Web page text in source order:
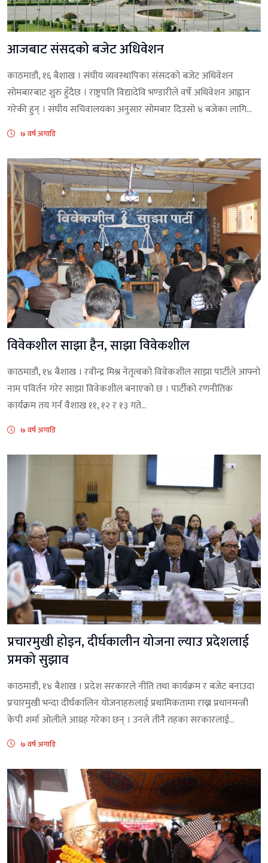
आजबाट संसदको बजेट अधिवेशन
काठमाडौं, १६ बैशाख । संघीय व्यवस्थापिका संसदको बजेट अधिवेशन
सोमबारबाट शुरु हुँदैछ । राष्ट्रपति विद्यादेवि भण्डारीले वर्षे अधिवेशन आह्वान
गरेकी हुन् । संघीय सचिवालयका अनुसार सोमबार दिउसो ४ बजेका लागि...
७ वर्ष अगाडि
विवेकशील साझा हैन, साझा विवेकशील
काठमाडौं, १४ बैशाख । रवीन्द्र मिश्र नेतृत्वको विवेकशील साझा पार्टीले आफ्नो
नाम पविर्तन गरेर साझा विवेकशील बनाएको छ । पार्टीको रणनीतिक
कार्यक्रम तय गर्न वैशाख ११, १२ र १३ गते...
७ वर्ष अगाडि
प्रचारमुखी होइन, दीर्घकालीन योजना ल्याउ प्रदेशलाई
प्रमको सुझाव
काठमाडौं, १४ बैशाख । प्रदेश सरकारले नीति तथा कार्यक्रम र बजेट बनाउदा
प्रचारमुखी भन्दा दीर्घकालिन योजनाहरुलाई प्रथामिकतामा राख्न प्रधानमन्त्री
केपी शर्मा ओलीले आग्रह गरेका छन् । उनले तीनै तहका सरकारलाई...
७ वर्ष अगाडि